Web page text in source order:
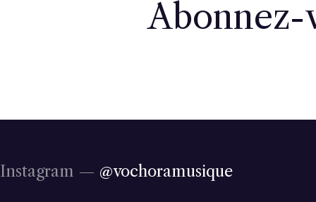
Abonnez-
Instagram — @vochoramusique